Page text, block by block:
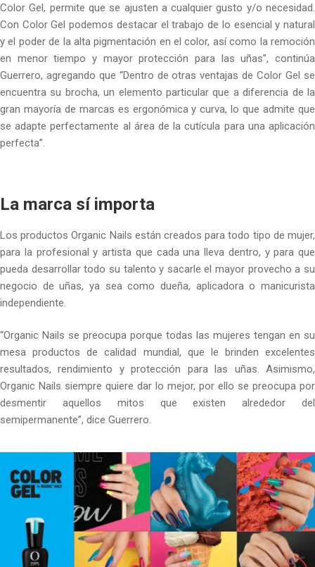
Color Gel, permite que se ajusten a cualquier gusto y/o necesidad.
Con Color Gel podemos destacar el trabajo de lo esencial y natural
y el poder de la alta pigmentación en el color, así como la remoción
en menor tiempo y mayor protección para las uñas”, continúa
Guerrero, agregando que “Dentro de otras ventajas de Color Gel se
encuentra su brocha, un elemento particular que a diferencia de la
gran mayoría de marcas es ergonómica y curva, lo que admite que
se adapte perfectamente al área de la cutícula para una aplicación
perfecta”.
La marca sí importa
Los productos Organic Nails están creados para todo tipo de mujer,
para la profesional y artista que cada una lleva dentro, y para que
pueda desarrollar todo su talento y sacarle el mayor provecho a su
negocio de uñas, ya sea como dueña, aplicadora o manicurista
independiente.
“Organic Nails se preocupa porque todas las mujeres tengan en su
mesa productos de calidad mundial, que le brinden excelentes
resultados, rendimiento y protección para las uñas. Asimismo,
Organic Nails siempre quiere dar lo mejor, por ello se preocupa por
desmentir aquellos mitos que existen alrededor del
semipermanente”, dice Guerrero.